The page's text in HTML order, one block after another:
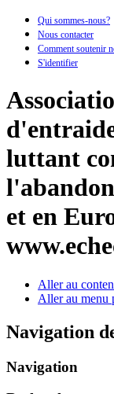
Qui sommes-nous?
Nous contacter
Comment soutenir
S'identifier
luttant
et en
Aller au
Aller au menu
Navigation
Navigation